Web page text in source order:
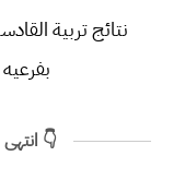
نتائج تربية
بفرعيه 2021 - 2022 الدور الاول
👇